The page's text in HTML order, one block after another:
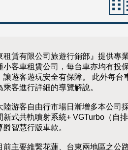
租賃有限公司旅遊行銷部』提供
小客車租賃公司，每台車亦均有投
讓遊客遊玩安全有保障。 此外每
乘客進行詳細的導覽解說。
陸游客自由行市場日漸增多本公司
新式共軌噴射系統+ VGTurbo（自
爵智慧行版車款。
前主要維繫花蓮、台東兩地區之公